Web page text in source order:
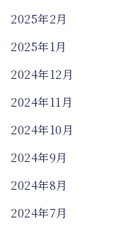
2025年2月
2025年1月
2024年12月
2024年11月
2024年10月
2024年9月
2024年8月
2024年7月